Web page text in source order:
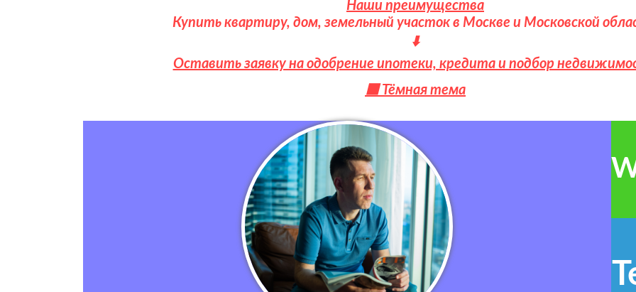
Наши преимущества
Купить квартиру, дом, земельный участок в Москве и Московской
⬇️
Оставить заявку на одобрение ипотеки, кредита и подбор
⬛ Тёмная тема